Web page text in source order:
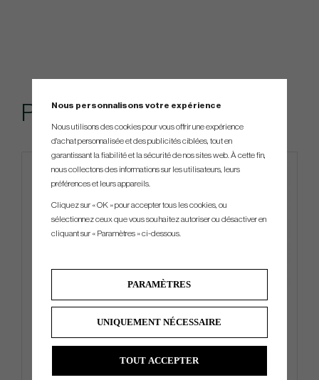
Produits similaires
Accra - iSeries Wood
€90€126
Cobra Premium Stand -26 -
€360€405
Nous personnalisons votre expérience
Nous utilisons des cookies pour vous offrir une expérience
d'achat personnalisée et des publicités ciblées, tout en
garantissant la fiabilité et la sécurité de nos sites web. À cette fin,
nous collectons des informations sur les utilisateurs, leurs
préférences et leurs appareils.
Cliquez sur « OK » pour accepter tous les cookies, ou
sélectionnez ceux que vous souhaitez autoriser ou désactiver en
cliquant sur « Paramètres » ci-dessous.
PARAMÈTRES
UNIQUEMENT NÉCESSAIRE
TOUT ACCEPTER